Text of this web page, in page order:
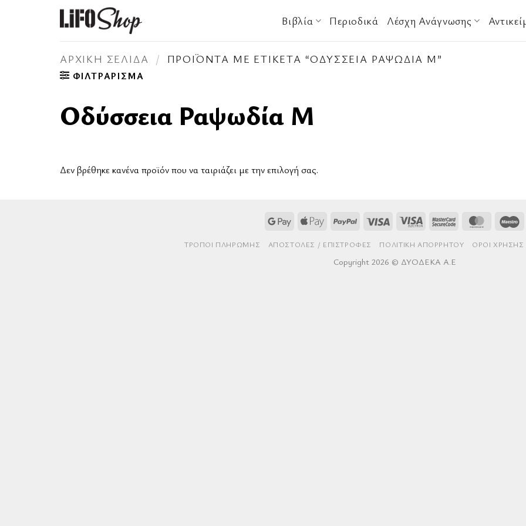
Βιβλία Περιοδικά Λέσχη Ανάγνωσης
ΑΡΧΙΚΉ ΣΕΛΊΔΑ / ΠΡΟΪΌΝΤΑ ΜΕ ΕΤΙΚΈΤΑ “ΟΔΎΣΣΕΙΑ ΡΑΨΩΔΊΑ Μ”
ΦΙΛΤΡΆΡΙΣΜΑ
Οδύσσεια Ραψωδία Μ
Δεν βρέθηκε κανένα προϊόν που να ταιριάζει με την επιλογή σας.
Google Apple
PayPal Visa
Visa
MasterCard
ΤΡΌΠΟΙ ΠΛΗΡΩΜΉΣ AΠΟΣΤΟΛΈΣ / ΕΠΙΣΤΡΟΦΈΣ ΠΟΛΙΤΙΚΉ ΑΠΟΡΡΉΤΟΥ ΌΡΟΙ ΧΡΉΣΗΣ
Copyright 2026 © ΔΥΟΔΕΚΑ Α.Ε